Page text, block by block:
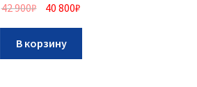
42 900₽ 40 800₽
В корзину